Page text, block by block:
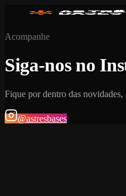
Acompanhe
Siga-nos no
Fique por dentro das
@astresbases